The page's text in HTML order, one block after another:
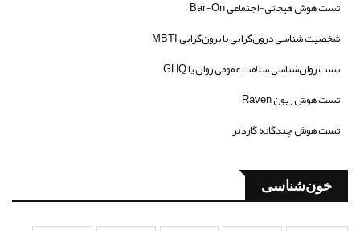
تست هوش هیجانی-اجتماعی Bar-On
شخصیت شناسی درون‌گرایی یا برون‌گرایی MBTI
تست روان‌شناسی سلامت عمومی روان یا GHQ
تست هوش ریون Raven
تست هوش چندگانه گاردنر
خون‌شناسی